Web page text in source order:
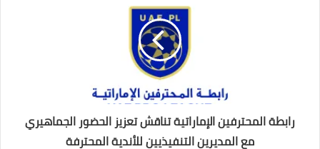
رابطة المحترفين الإماراتية تناقش تعزيز الحضور الجماهيري
مع المديرين التنفيذيين للأندية المحترفة